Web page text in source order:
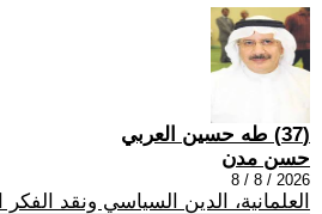
(37) طه حسين العربي
حسن مدن
2026 / 8 / 8
العلمانية، الدين السياسي ونقد الفكر